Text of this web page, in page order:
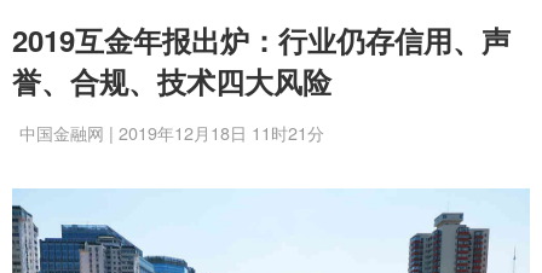
2019互金年报出炉：行业仍存信用、声
誉、合规、技术四大风险
中国金融网 | 2019年12月18日 11时21分